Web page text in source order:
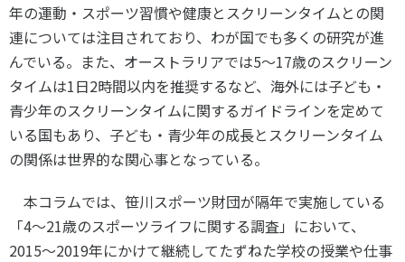
知る学ぶ
SPORT POLICY INCUBATOR ―スポーツ政策の『卵』 ―
Sport Topics
スポーツ 歴史の検証
SSF BOOKS
年の運動・スポーツ習慣や健康とスクリーンタイムとの関
連については注目されており、わが国でも多くの研究が進
んでいる。また、オーストラリアでは5～17歳のスクリーン
タイムは1日2時間以内を推奨するなど、海外には子ども・
青少年のスクリーンタイムに関するガイドラインを定めて
いる国もあり、子ども・青少年の成長とスクリーンタイム
の関係は世界的な関心事となっている。
本コラムでは、笹川スポーツ財団が隔年で実施している
「4～21歳のスポーツライフに関する調査」において、
2015～2019年にかけて継続してたずねた学校の授業や仕事